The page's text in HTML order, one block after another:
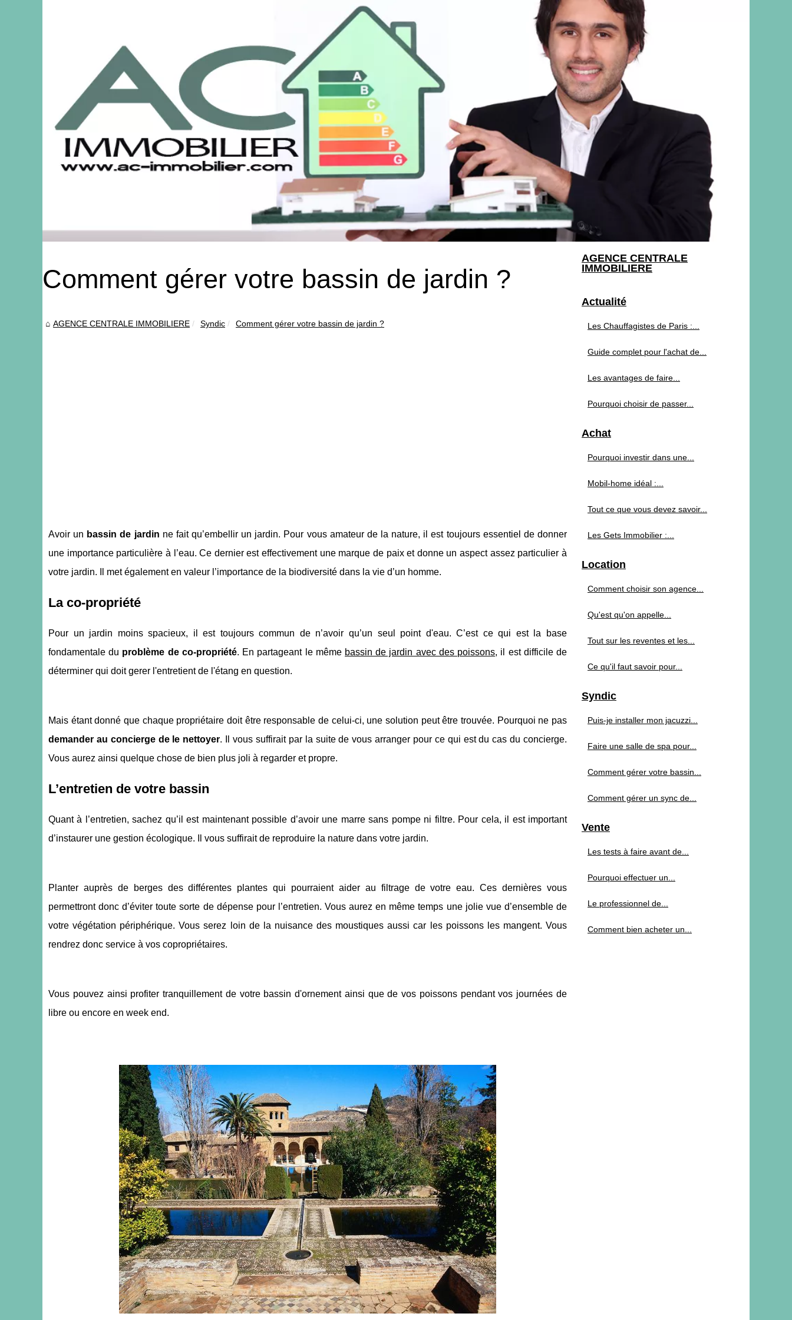
Comment gérer votre bassin de jardin ?
AGENCE CENTRALE IMMOBILIERE Syndic Comment gérer votre bassin de jardin ?
Avoir un bassin de jardin ne fait qu’embellir un jardin. Pour vous amateur de la nature, il est toujours essentiel de donner
une importance particulière à l’eau. Ce dernier est effectivement une marque de paix et donne un aspect assez particulier à
votre jardin. Il met également en valeur l’importance de la biodiversité dans la vie d’un homme.
La co-propriété
Pour un jardin moins spacieux, il est toujours commun de n’avoir qu’un seul point d'eau. C’est ce qui est la base
fondamentale du problème de co-propriété. En partageant le même bassin de jardin avec des poissons, il est difficile de
déterminer qui doit gerer l'entretient de l'étang en question.
Mais étant donné que chaque propriétaire doit être responsable de celui-ci, une solution peut être trouvée. Pourquoi ne pas
demander au concierge de le nettoyer. Il vous suffirait par la suite de vous arranger pour ce qui est du cas du concierge.
Vous aurez ainsi quelque chose de bien plus joli à regarder et propre.
L’entretien de votre bassin
Quant à l’entretien, sachez qu’il est maintenant possible d’avoir une marre sans pompe ni filtre. Pour cela, il est important
d’instaurer une gestion écologique. Il vous suffirait de reproduire la nature dans votre jardin.
Planter auprès de berges des différentes plantes qui pourraient aider au filtrage de votre eau. Ces dernières vous
permettront donc d’éviter toute sorte de dépense pour l’entretien. Vous aurez en même temps une jolie vue d’ensemble de
votre végétation périphérique. Vous serez loin de la nuisance des moustiques aussi car les poissons les mangent. Vous
rendrez donc service à vos copropriétaires.
Vous pouvez ainsi profiter tranquillement de votre bassin d'ornement ainsi que de vos poissons pendant vos journées de
libre ou encore en week end.
AGENCE CENTRALE
IMMOBILIERE
Actualité
Les Chauffagistes de Paris :...
Guide complet pour l'achat de...
Les avantages de faire...
Pourquoi choisir de passer...
Achat
Pourquoi investir dans une...
Mobil-home idéal :...
Tout ce que vous devez savoir...
Les Gets Immobilier :...
Location
Comment choisir son agence...
Qu'est qu'on appelle...
Tout sur les reventes et les...
Ce qu'il faut savoir pour...
Syndic
Puis-je installer mon jacuzzi...
Faire une salle de spa pour...
Comment gérer votre bassin...
Comment gérer un sync de...
Vente
Les tests à faire avant de...
Pourquoi effectuer un...
Le professionnel de...
Comment bien acheter un...